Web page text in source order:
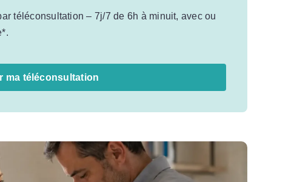
téléconsultation – 7j/7 de 6h à minuit, avec ou
ma téléconsultation